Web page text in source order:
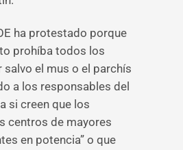
ha protestado porque
prohíba todos los
salvo el mus o el parchís
a los responsables del
si creen que los
centros de mayores
en potencia” o que